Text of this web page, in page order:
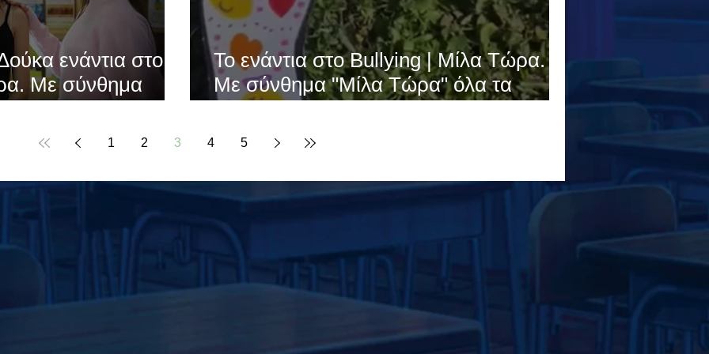
ενάντια στο
Με σύνθημα
δυνάμεις τους
Το ενάντια στο Bullying | Μίλα Τώρα.
Με σύνθημα "Μίλα Τώρα" όλα τα
δυνάμεις τους ενάντια στο Bullying
1 2 3 4 5